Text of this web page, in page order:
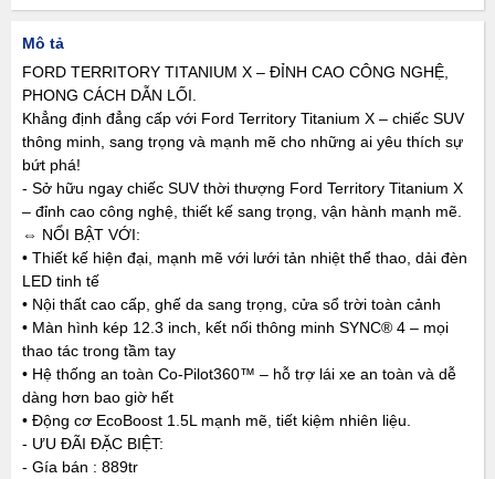
Mô tả
FORD TERRITORY TITANIUM X – ĐỈNH CAO CÔNG NGHỆ,
PHONG CÁCH DẪN LỐI.
Khẳng định đẳng cấp với Ford Territory Titanium X – chiếc SUV
thông minh, sang trọng và mạnh mẽ cho những ai yêu thích sự
bứt phá!
- Sở hữu ngay chiếc SUV thời thượng Ford Territory Titanium X
– đỉnh cao công nghệ, thiết kế sang trọng, vận hành mạnh mẽ.
⇔ NỔI BẬT VỚI:
• Thiết kế hiện đại, mạnh mẽ với lưới tản nhiệt thể thao, dải đèn
LED tinh tế
• Nội thất cao cấp, ghế da sang trọng, cửa sổ trời toàn cảnh
• Màn hình kép 12.3 inch, kết nối thông minh SYNC® 4 – mọi
thao tác trong tầm tay
• Hệ thống an toàn Co-Pilot360™ – hỗ trợ lái xe an toàn và dễ
dàng hơn bao giờ hết
• Động cơ EcoBoost 1.5L mạnh mẽ, tiết kiệm nhiên liệu.
- ƯU ĐÃI ĐẶC BIỆT:
- Gía bán : 889tr